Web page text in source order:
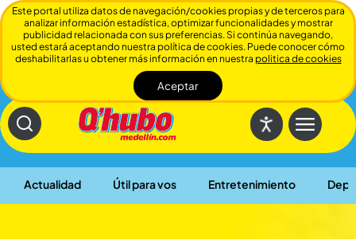
Actualidad Útil para vos Entretenimiento
Cerrar
Este portal utiliza datos de navegación/cookies propias y de terceros para
analizar información estadística, optimizar funcionalidades y mostrar
publicidad relacionada con sus preferencias. Si continúa navegando,
usted estará aceptando nuestra política de cookies. Puede conocer cómo
deshabilitarlas u obtener más información en nuestra politica de cookies
Aceptar